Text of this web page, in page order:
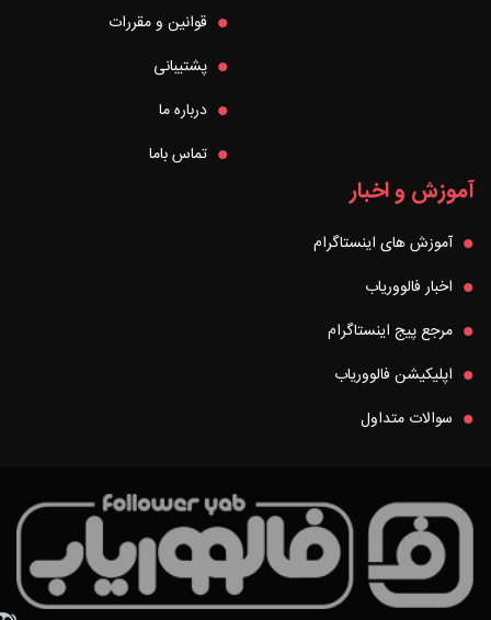
قوانین و مقررات
پشتیبانی
درباره ما
تماس باما
آموزش و اخبار
آموزش های اینستاگرام
اخبار فالووریاب
مرجع پیج اینستاگرام
اپلیکیشن فالووریاب
سوالات متداول